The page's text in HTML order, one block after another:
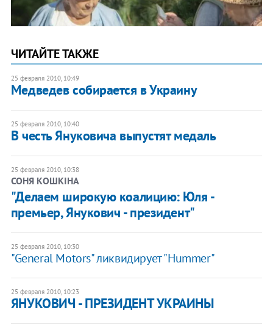
ЧИТАЙТЕ ТАКЖЕ
25 февраля 2010, 10:49
Медведев собирается в Украину
25 февраля 2010, 10:40
В честь Януковича выпустят медаль
25 февраля 2010, 10:38
СОНЯ КОШКІНА
"Делаем широкую коалицию: Юля -
премьер, Янукович - президент"
25 февраля 2010, 10:30
"General Motors" ликвидирует "Hummer"
25 февраля 2010, 10:23
ЯНУКОВИЧ - ПРЕЗИДЕНТ УКРАИНЫ